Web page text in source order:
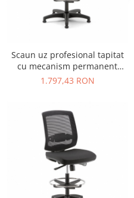
Scaun uz profesional tapitat
cu mecanism permanent
contact TIGER STOOL 01
1.797,43 RON